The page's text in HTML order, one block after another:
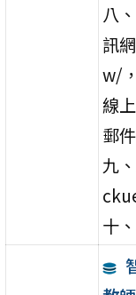
八
訊
w/
線
郵
九
十